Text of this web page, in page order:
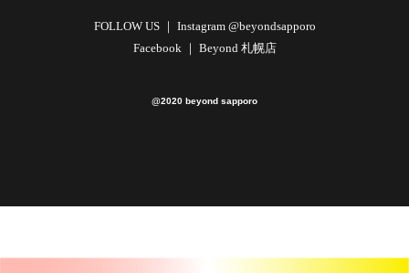
FOLLOW US ｜ Instagram @beyondsapporo
Facebook ｜ Beyond 札幌店
@2020 beyond sapporo